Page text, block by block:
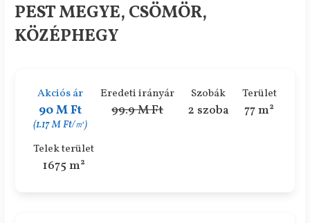
PEST MEGYE, CSÖMÖR,
KÖZÉPHEGY
Akciós ár
90 M Ft
(1.17 M Ft/㎡)
Eredeti irányár
99.9 M Ft
Szobák
2 szoba
Terület
77 m²
Telek terület
1675 m²